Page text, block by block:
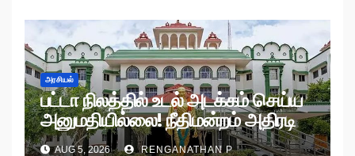
அரசியல்
பட்டா நிலத்தில் உடல் அடக்கம் செய்ய
அனுமதியில்லை! நீதிமன்றம் அதிரடி
உத்தரவு!
AUG 5, 2026 RENGANATHAN P